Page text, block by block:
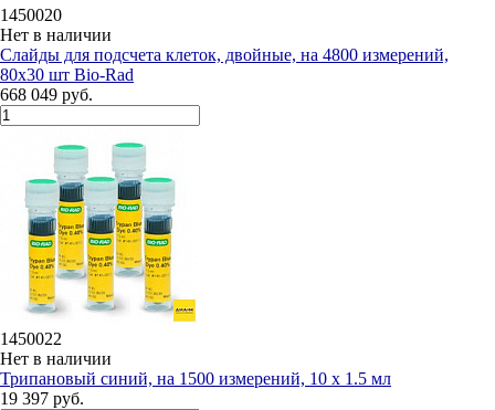
1450020
Нет в наличии
Слайды для подсчета клеток, двойные, на 4800 измерений,
80х30 шт Bio-Rad
668 049 руб.
1450022
Нет в наличии
Трипановый синий, на 1500 измерений, 10 x 1.5 мл
19 397 руб.